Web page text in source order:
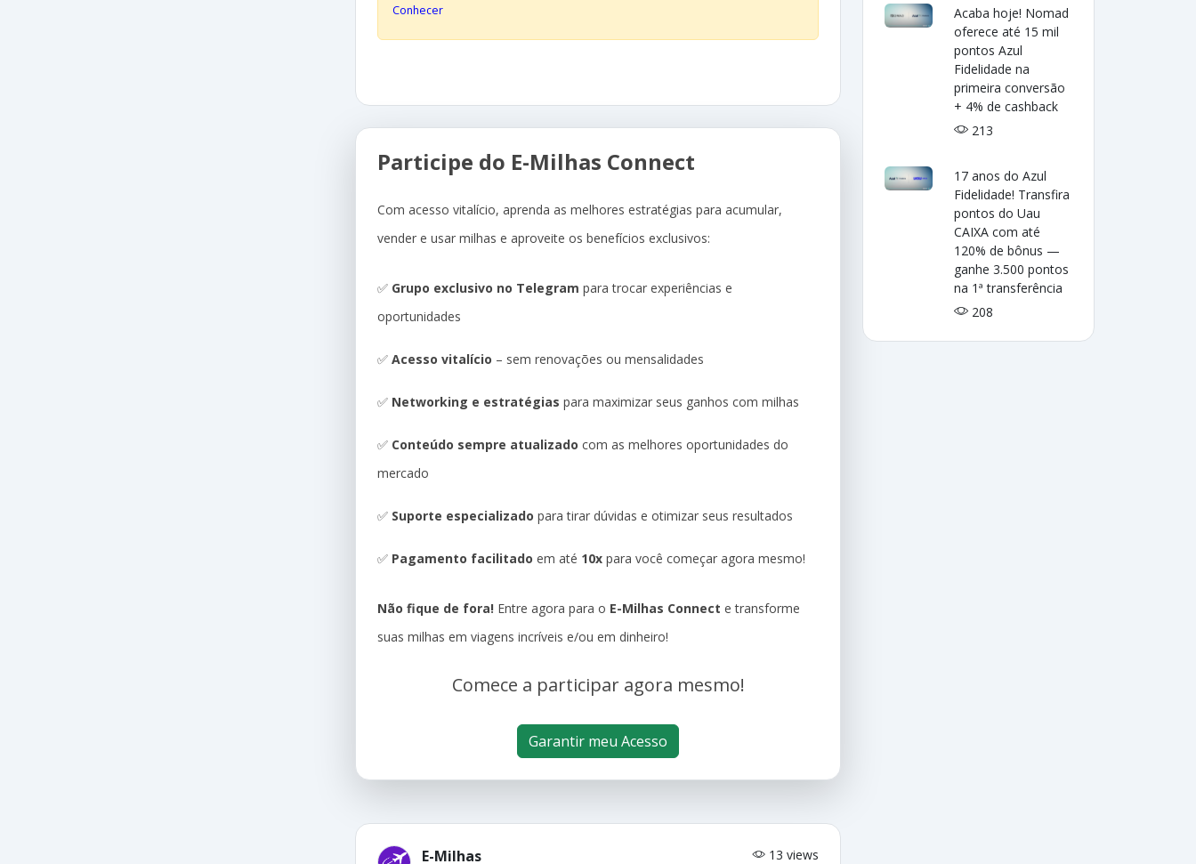
Conhecer
Participe do E-Milhas Connect
Com acesso vitalício, aprenda as melhores estratégias para acumular,
vender e usar milhas e aproveite os benefícios exclusivos:
✅ Grupo exclusivo no Telegram para trocar experiências e
oportunidades
✅ Acesso vitalício – sem renovações ou mensalidades
✅ Networking e estratégias para maximizar seus ganhos com milhas
✅ Conteúdo sempre atualizado com as melhores oportunidades do
mercado
✅ Suporte especializado para tirar dúvidas e otimizar seus resultados
✅ Pagamento facilitado em até 10x para você começar agora mesmo!
Não fique de fora! Entre agora para o E-Milhas Connect e transforme
suas milhas em viagens incríveis e/ou em dinheiro!
Comece a participar agora mesmo!
Garantir meu Acesso
E-Milhas 13 views
Acaba hoje! Nomad
oferece até 15 mil
pontos Azul
Fidelidade na
primeira conversão
+ 4% de cashback
213
17 anos do Azul
Fidelidade! Transfira
pontos do Uau
CAIXA com até
120% de bônus —
ganhe 3.500 pontos
na 1ª transferência
208